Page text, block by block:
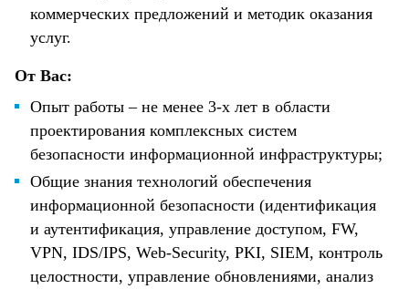
коммерческих предложений и методик оказания
услуг.
От Вас:
Опыт работы – не менее 3-х лет в области
проектирования комплексных систем
безопасности информационной инфраструктуры;
Общие знания технологий обеспечения
информационной безопасности (идентификация
и аутентификация, управление доступом, FW,
VPN, IDS/IPS, Web-Security, PKI, SIEM, контроль
целостности, управление обновлениями, анализ